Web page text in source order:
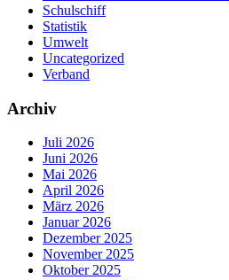
Schulschiff
Statistik
Umwelt
Uncategorized
Verband
Archiv
Juli 2026
Juni 2026
Mai 2026
April 2026
März 2026
Januar 2026
Dezember 2025
November 2025
Oktober 2025